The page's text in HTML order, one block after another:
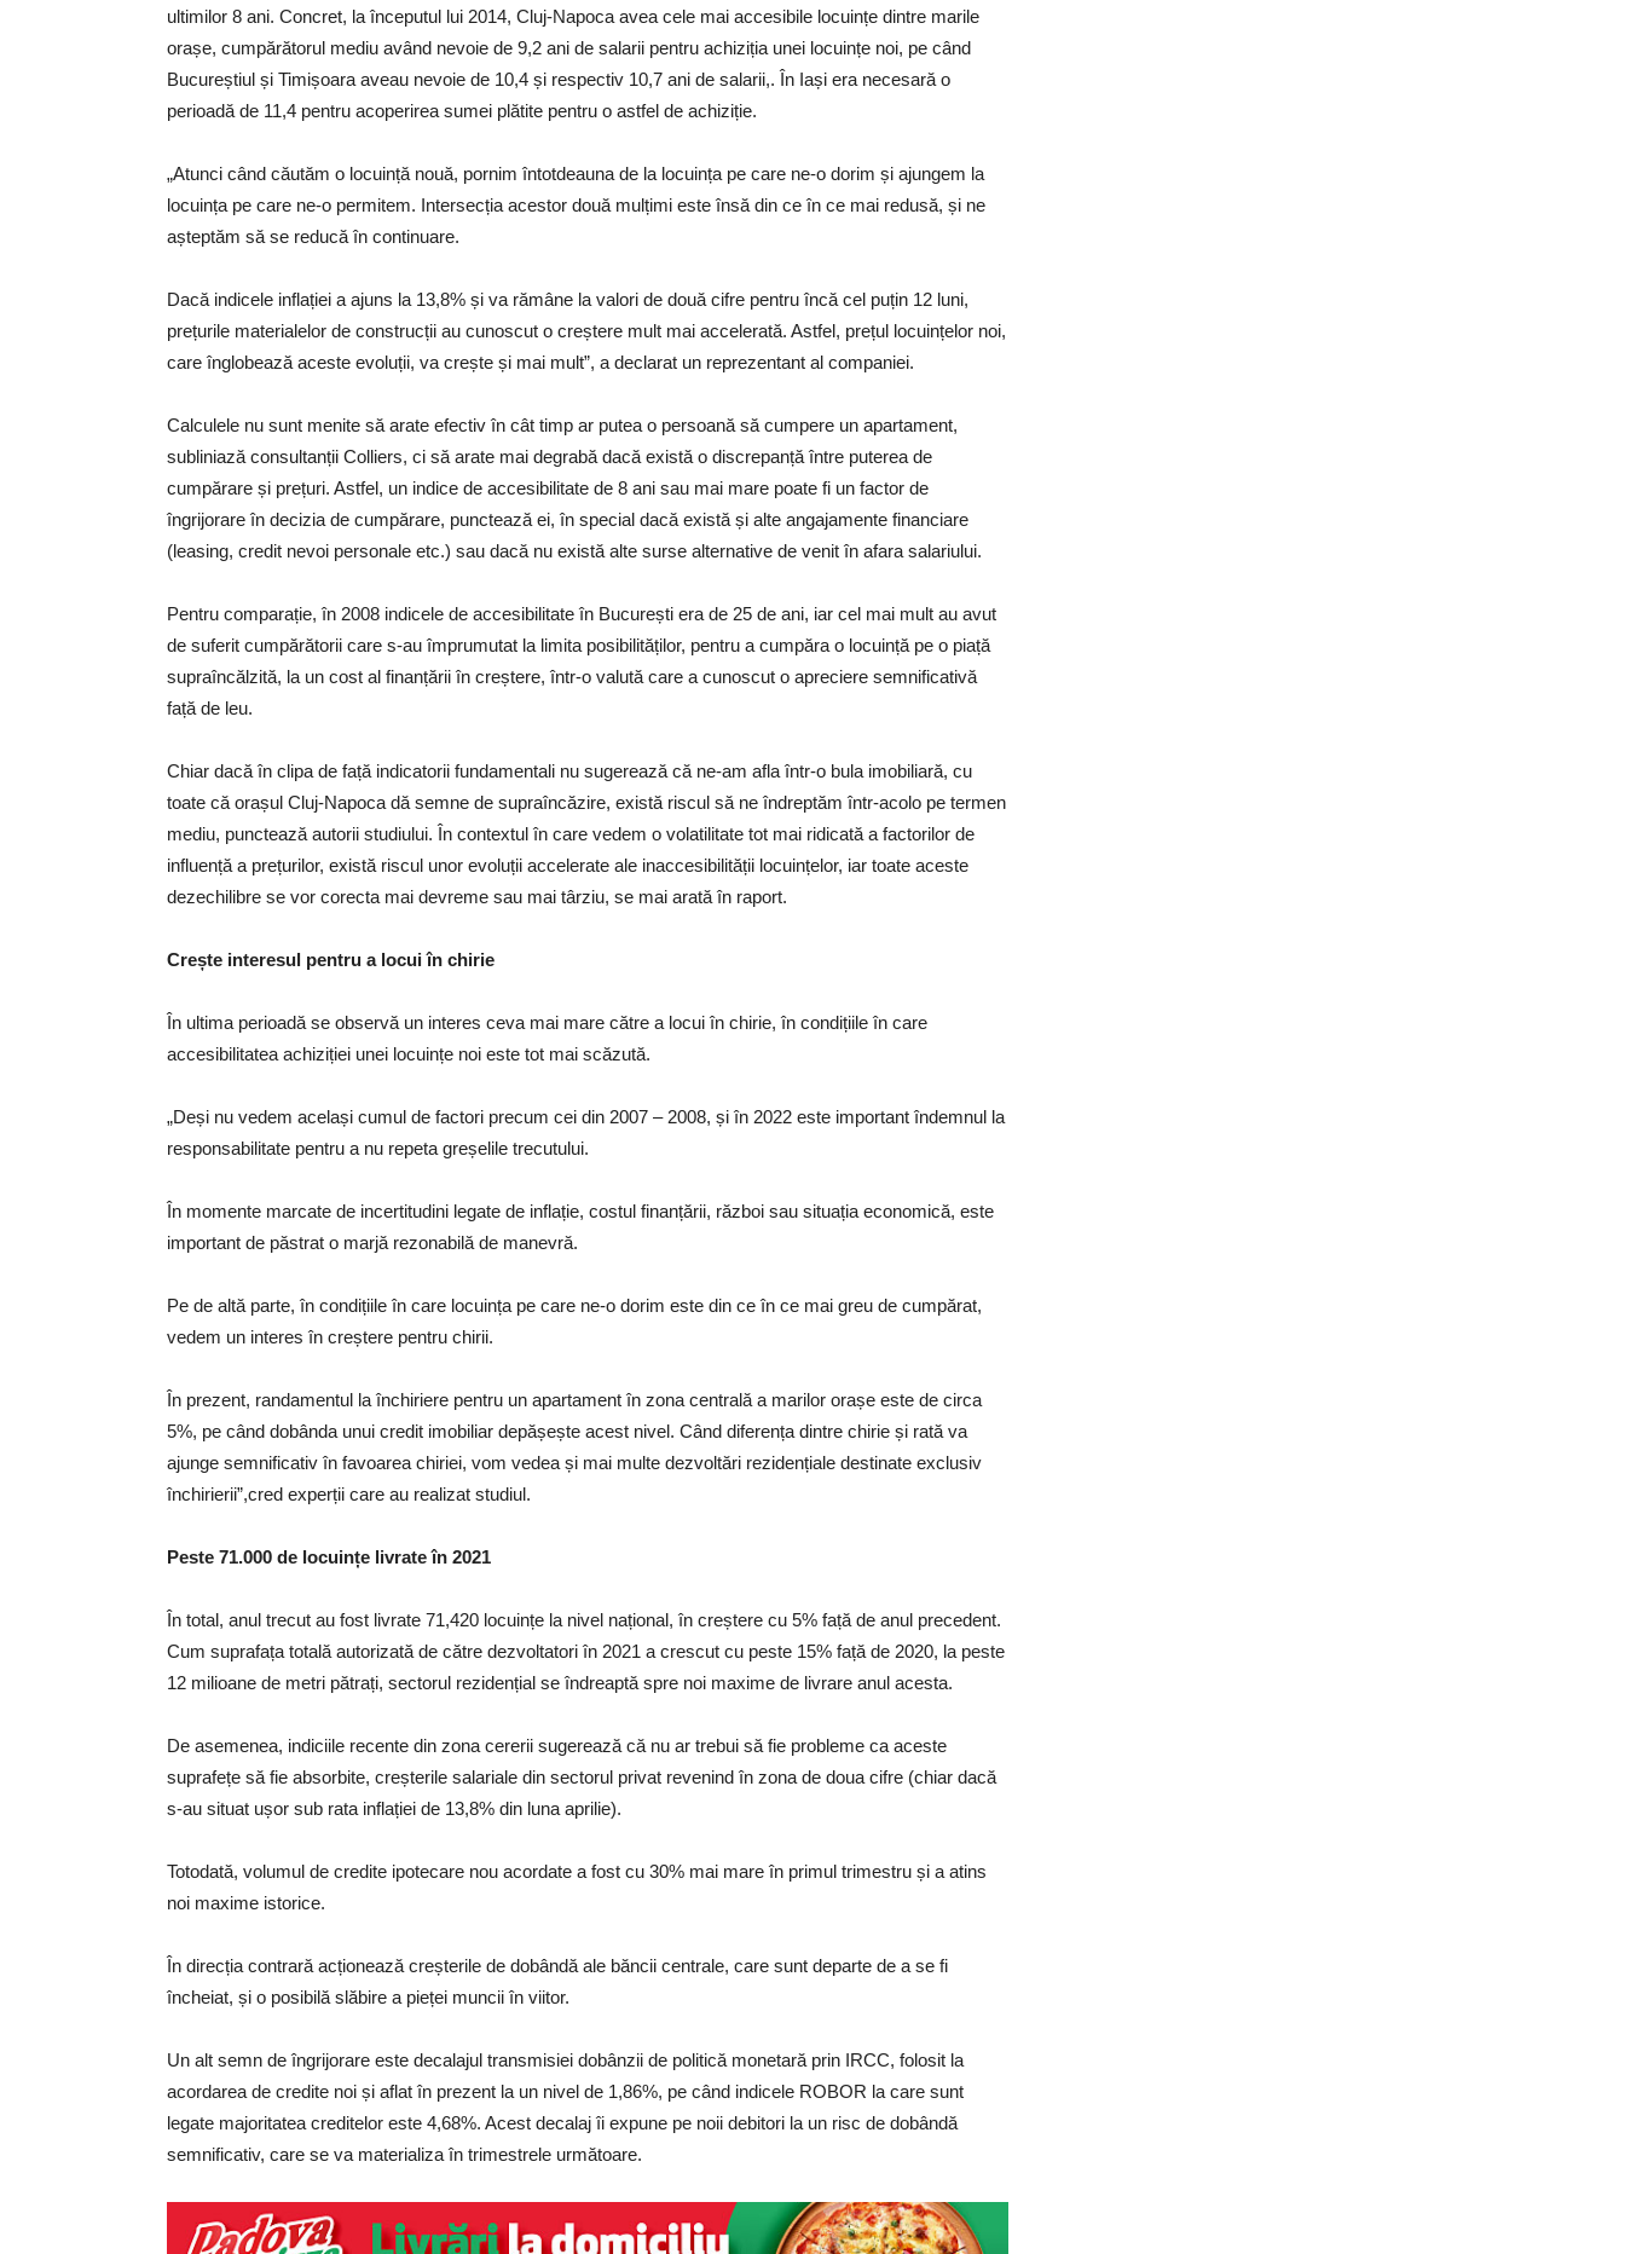
ultimilor 8 ani. Concret, la începutul lui 2014, Cluj-Napoca avea cele mai accesibile locuințe dintre marile
orașe, cumpărătorul mediu având nevoie de 9,2 ani de salarii pentru achiziția unei locuințe noi, pe când
Bucureștiul și Timișoara aveau nevoie de 10,4 și respectiv 10,7 ani de salarii,. În Iași era necesară o
perioadă de 11,4 pentru acoperirea sumei plătite pentru o astfel de achiziție.
„Atunci când căutăm o locuință nouă, pornim întotdeauna de la locuința pe care ne-o dorim și ajungem la
locuința pe care ne-o permitem. Intersecția acestor două mulțimi este însă din ce în ce mai redusă, și ne
așteptăm să se reducă în continuare.
Dacă indicele inflației a ajuns la 13,8% și va rămâne la valori de două cifre pentru încă cel puțin 12 luni,
prețurile materialelor de construcții au cunoscut o creștere mult mai accelerată. Astfel, prețul locuințelor noi,
care înglobează aceste evoluții, va crește și mai mult”, a declarat un reprezentant al companiei.
Calculele nu sunt menite să arate efectiv în cât timp ar putea o persoană să cumpere un apartament,
subliniază consultanții Colliers, ci să arate mai degrabă dacă există o discrepanță între puterea de
cumpărare și prețuri. Astfel, un indice de accesibilitate de 8 ani sau mai mare poate fi un factor de
îngrijorare în decizia de cumpărare, punctează ei, în special dacă există și alte angajamente financiare
(leasing, credit nevoi personale etc.) sau dacă nu există alte surse alternative de venit în afara salariului.
Pentru comparație, în 2008 indicele de accesibilitate în București era de 25 de ani, iar cel mai mult au avut
de suferit cumpărătorii care s-au împrumutat la limita posibilităților, pentru a cumpăra o locuință pe o piață
supraîncălzită, la un cost al finanțării în creștere, într-o valută care a cunoscut o apreciere semnificativă
față de leu.
Chiar dacă în clipa de față indicatorii fundamentali nu sugerează că ne-am afla într-o bula imobiliară, cu
toate că orașul Cluj-Napoca dă semne de supraîncăzire, există riscul să ne îndreptăm într-acolo pe termen
mediu, punctează autorii studiului. În contextul în care vedem o volatilitate tot mai ridicată a factorilor de
influență a prețurilor, există riscul unor evoluții accelerate ale inaccesibilității locuințelor, iar toate aceste
dezechilibre se vor corecta mai devreme sau mai târziu, se mai arată în raport.
Crește interesul pentru a locui în chirie
În ultima perioadă se observă un interes ceva mai mare către a locui în chirie, în condițiile în care
accesibilitatea achiziției unei locuințe noi este tot mai scăzută.
„Deși nu vedem același cumul de factori precum cei din 2007 – 2008, și în 2022 este important îndemnul la
responsabilitate pentru a nu repeta greșelile trecutului.
În momente marcate de incertitudini legate de inflație, costul finanțării, război sau situația economică, este
important de păstrat o marjă rezonabilă de manevră.
Pe de altă parte, în condițiile în care locuința pe care ne-o dorim este din ce în ce mai greu de cumpărat,
vedem un interes în creștere pentru chirii.
În prezent, randamentul la închiriere pentru un apartament în zona centrală a marilor orașe este de circa
5%, pe când dobânda unui credit imobiliar depășește acest nivel. Când diferența dintre chirie și rată va
ajunge semnificativ în favoarea chiriei, vom vedea și mai multe dezvoltări rezidențiale destinate exclusiv
închirierii”,cred experții care au realizat studiul.
Peste 71.000 de locuințe livrate în 2021
În total, anul trecut au fost livrate 71,420 locuințe la nivel național, în creștere cu 5% față de anul precedent.
Cum suprafața totală autorizată de către dezvoltatori în 2021 a crescut cu peste 15% față de 2020, la peste
12 milioane de metri pătrați, sectorul rezidențial se îndreaptă spre noi maxime de livrare anul acesta.
De asemenea, indiciile recente din zona cererii sugerează că nu ar trebui să fie probleme ca aceste
suprafețe să fie absorbite, creșterile salariale din sectorul privat revenind în zona de doua cifre (chiar dacă
s-au situat ușor sub rata inflației de 13,8% din luna aprilie).
Totodată, volumul de credite ipotecare nou acordate a fost cu 30% mai mare în primul trimestru și a atins
noi maxime istorice.
În direcția contrară acționează creșterile de dobândă ale băncii centrale, care sunt departe de a se fi
încheiat, și o posibilă slăbire a pieței muncii în viitor.
Un alt semn de îngrijorare este decalajul transmisiei dobânzii de politică monetară prin IRCC, folosit la
acordarea de credite noi și aflat în prezent la un nivel de 1,86%, pe când indicele ROBOR la care sunt
legate majoritatea creditelor este 4,68%. Acest decalaj îi expune pe noii debitori la un risc de dobândă
semnificativ, care se va materializa în trimestrele următoare.